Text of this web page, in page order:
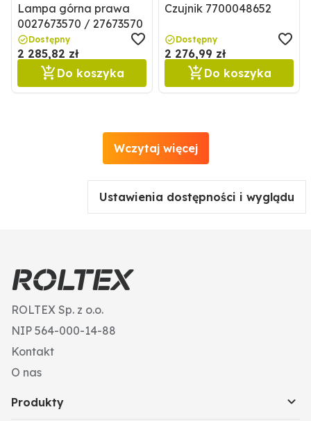
Lampa górna prawa
0027673570 / 27673570
Dostępny
2 285,82 zł
Do koszyka
Czujnik 7700048652
Dostępny
2 276,99 zł
Do koszyka
Wczytaj więcej
Ustawienia dostępności i wyglądu
ROLTEX Sp. z o.o.
NIP 564-000-14-88
Kontakt
O nas
Produkty